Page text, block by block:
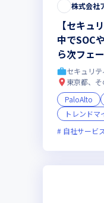
株式会社
【セキュ
中でSOC
ら次フェ
セキュリ
東京都、
PaloAlto
トレンドマ
自社サービ